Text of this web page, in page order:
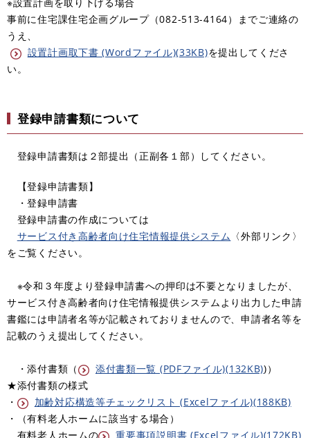
事前に住宅課住宅企画グループ（082-513-4164）までご連絡の
うえ、
設置計画取下書 (Wordファイル)(33KB)を提出してくださ
い。
登録申請書類について
登録申請書類は２部提出（正副各１部）してください。
【登録申請書類】
・登録申請書
登録申請書の作成については
サービス付き高齢者向け住宅情報提供システム 〈外部リンク〉
をご覧ください。
※令和３年度より登録申請書への押印は不要となりましたが、
サービス付き高齢者向け住宅情報提供システムより出力した申請
書鑑には申請者名等が記載されておりませんので、申請者名等を
記載のうえ提出してください。
・添付書類（ 添付書類一覧 (PDFファイル)(132KB))）
★添付書類の様式
・
加齢対応構造等チェックリスト (Excelファイル)(188KB)
・（有料老人ホームに該当する場合）
有料老人ホームの
重要事項説明書 (Excelファイル)(172KB)